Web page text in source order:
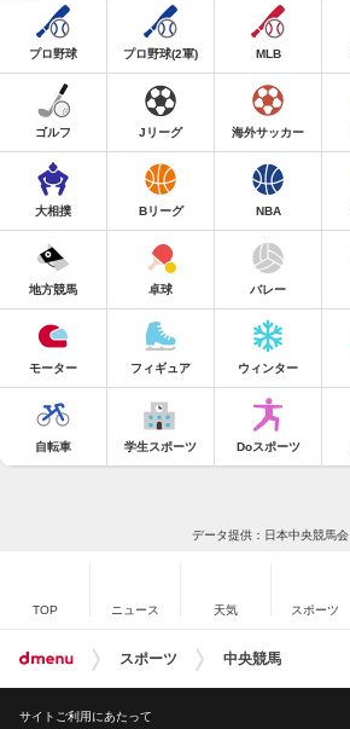
プロ野球 プロ野球(2軍) MLB
ゴルフ Jリーグ 海外サッカー
大相撲 Bリーグ NBA
地方競馬 卓球 バレー
モーター フィギュア ウィンター
自転車 学生スポーツ Doスポーツ
データ提供：日本中央競馬会
TOP ニュース 天気 スポーツ
スポーツ 中央競馬
サイトご利用にあたって